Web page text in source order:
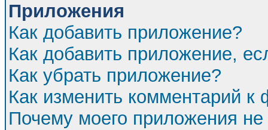
Приложения
Как добавить приложение?
Как добавить приложение,
Как убрать приложение?
Как изменить комментарий к
Почему моего приложения не